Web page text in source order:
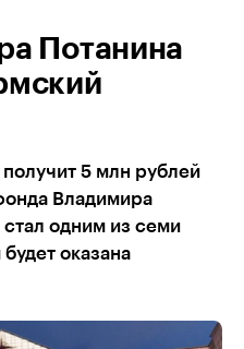
Потанина
5 млн рублей
Владимира
одним из семи
оказана